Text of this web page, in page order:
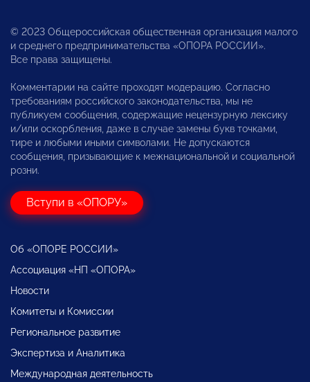
© 2023 Общероссийская общественная организация малого
и среднего предпринимательства «ОПОРА РОССИИ».
Все права защищены.
Комментарии на сайте проходят модерацию. Согласно
требованиям российского законодательства, мы не
публикуем сообщения, содержащие нецензурную лексику
и/или оскорбления, даже в случае замены букв точками,
тире и любыми иными символами. Не допускаются
сообщения, призывающие к межнациональной и социальной
розни.
Вступи в «ОПОРУ»
Об «ОПОРЕ РОССИИ»
Ассоциация «НП «ОПОРА»
Новости
Комитеты и Комиссии
Региональное развитие
Экспертиза и Аналитика
Международная деятельность